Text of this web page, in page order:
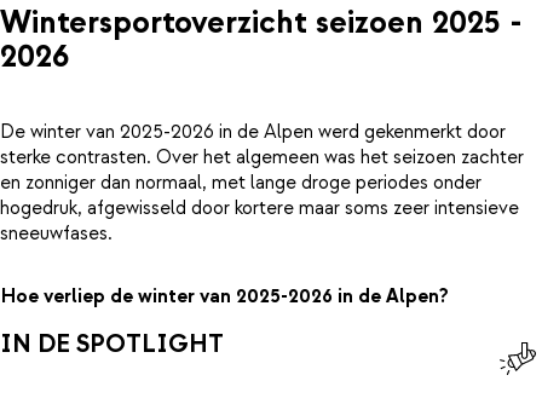
Wintersportoverzicht seizoen 2025 -
2026
De winter van 2025-2026 in de Alpen werd gekenmerkt door
sterke contrasten. Over het algemeen was het seizoen zachter
en zonniger dan normaal, met lange droge periodes onder
hogedruk, afgewisseld door kortere maar soms zeer intensieve
sneeuwfases.
Hoe verliep de winter van 2025-2026 in de Alpen?
IN DE SPOTLIGHT